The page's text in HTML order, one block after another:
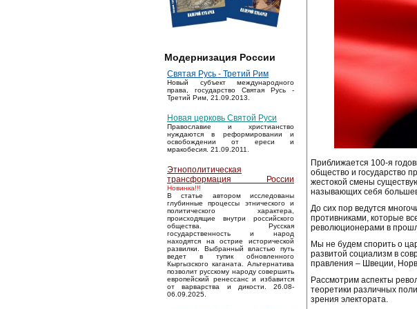
Модернизация России
Святая Русь - Третий Рим
Новый субъект международного
права, государство Святая Русь -
Третий Рим, 21.09.2013.
Новая церковь Святой Руси
Православие и христианство
нуждаются в реформировании и
освобождении от ереси и
мракобесия. 21.09.2011.
Этнополитическая
трансформация России
Новинка!!!
В статье автором исследованы
глубинные процессы этнического и
политического характера,
происходящие внутри российского
общества. Русская
государственность и народ
находятся на острие исторической
развилки. Выбранный властью путь
ведет в тупик обновленного
Кыргызского каганата. Альтернатива
позволит русскому народу совершить
европейский ренессанс и избавится
от варварства и дикости. 26.08-
06.09.2025.
Приближается 100-я
общество и государство
жестокой смены
называющих себя
До сих пор ведутся
противниками, которые
революционерами в
Мы не будем спорить о
развитой социализм в
правления – Швеции,
Рассмотрим аспекты
теоретики различных
зрения электората.